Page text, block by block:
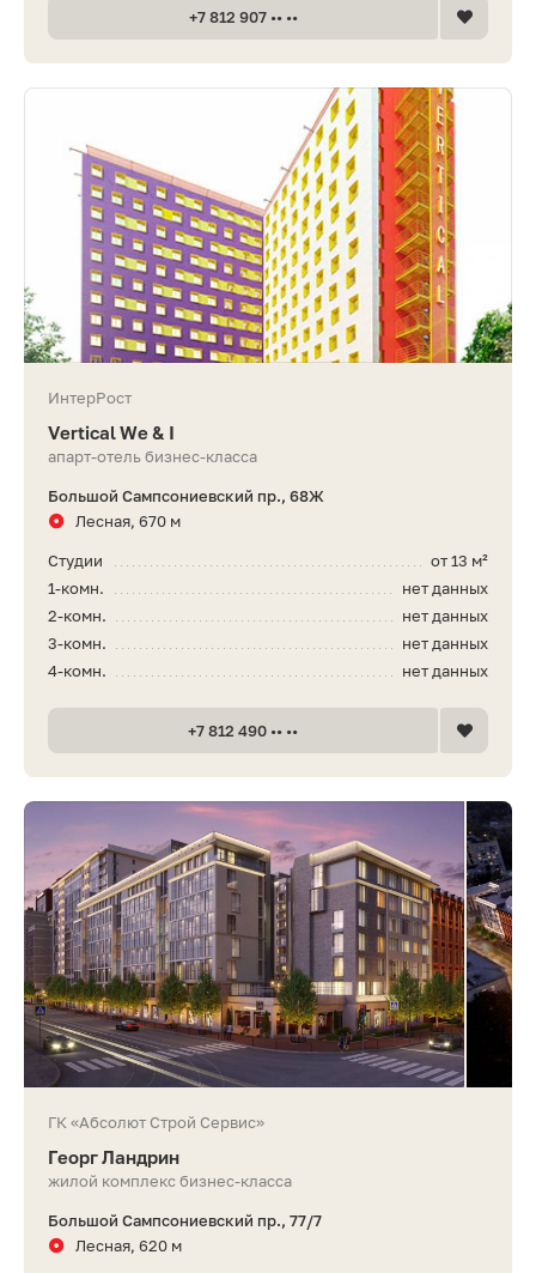
+7 812 907 •• ••
ИнтерРост
Vertiсal We & I
апарт-отель бизнес-класса
Большой Сампсониевский пр., 68Ж
Лесная, 670 м
от 13 м²
Студии
нет данных
1-комн.
нет данных
2-комн.
нет данных
3-комн.
нет данных
4-комн.
+7 812 490 •• ••
ГК «Абсолют Строй Сервис»
Георг Ландрин
жилой комплекс бизнес-класса
Большой Сампсониевский пр., 77/7
Лесная, 620 м